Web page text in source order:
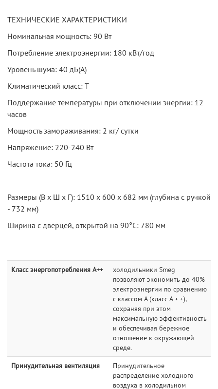
ТЕХНИЧЕСКИЕ ХАРАКТЕРИСТИКИ
Номинальная мощность: 90 Вт
Потребление электроэнергии: 180 кВт/год
Уровень шума: 40 дБ(А)
Климатический класс: T
Поддержание температуры при отключении энергии: 12
часов
Мощность замораживания: 2 кг/ сутки
Напряжение: 220-240 Вт
Частота тока: 50 Гц
Размеры (В х Ш х Г): 1510 х 600 х 682 мм (глубина с ручкой
- 732 мм)
Ширина с дверцей, открытой на 90°С: 780 мм
Класс энергопотребления A++
холодильники Smeg
позволяют экономить до 40%
электроэнергии по сравнению
с классом А (класс A + +),
сохраняя при этом
максимальную эффективность
и обеспечивая бережное
отношение к окружающей
среде.
Принудительная вентиляция
Принудительное
распределение холодного
воздуха в холодильном